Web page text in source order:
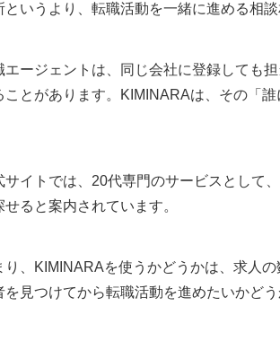
KIMINARAが向いている人・向いていない人
登録からキャリアアドバイザー紹介までの流れ
KIMINARAについてよくある質問
KIMINARAの料金は無料ですか？
KIMINARAの運営会社はどこですか？
キミナラのLINEや公式ラインから相談でき
というより、転職活動を一緒に進める相
エージェントは、同じ会社に登録しても
ことがあります。KIMINARAは、その「
サイトでは、20代専門のサービスとして
せると案内されています。
り、KIMINARAを使うかどうかは、求人
を見つけてから転職活動を進めたいかど